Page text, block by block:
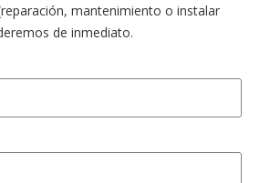
mantenimiento o instalar
de inmediato.